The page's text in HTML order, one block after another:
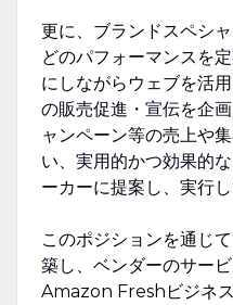
更に、ブランドスペシ
どのパフォーマンスを
にしながらウェブを活
の販売促進・宣伝を企
ャンペーン等の売上や
い、実用的かつ効果的
ーカーに提案し、実行し
このポジションを通じ
築し、ベンダーのサー
Amazon Freshビジネ